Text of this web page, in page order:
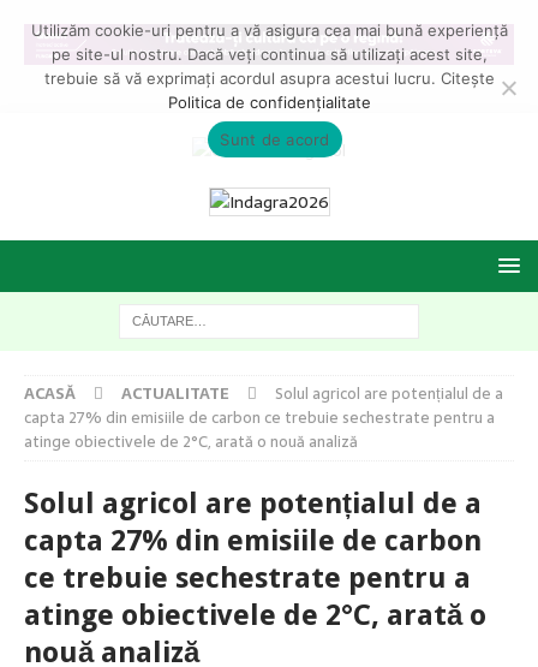
ACASĂ ACTUALITATE
Solul agricol are potențialul de a
capta 27% din emisiile de carbon ce trebuie sechestrate pentru a
atinge obiectivele de 2°C, arată o nouă analiză
Solul agricol are potențialul de a
capta 27% din emisiile de carbon
ce trebuie sechestrate pentru a
atinge obiectivele de 2°C, arată o
nouă analiză
Utilizăm cookie-uri pentru a vă asigura cea mai bună experiență
pe site-ul nostru. Dacă veți continua să utilizați acest site,
trebuie să vă exprimați acordul asupra acestui lucru. Citește
Politica de confidențialitate
Sunt de acord